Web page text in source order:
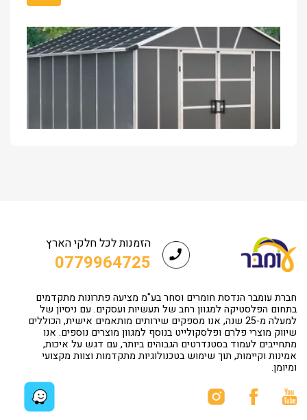
הזמנות לכל חלקי הארץ
0779964725
חברת עומבר הנדסת חומרים וסחר בע"מ מציעה פתרונות מתקדמים
בתחום הפלסטיקה למגוון רחב של תעשיות ועסקים. עם ניסיון של
למעלה מ-25 שנה, אנו מספקים שירותים מותאמים אישית, הכוללים
שיווק מוצרי פלרם ופלסקולייט בנוסף למגוון מוצרים נוספים. אנו
מתחייבים לעמוד בסטנדרטים הגבוהים ביותר, עם דגש על איכות,
אמינות וקיימות, תוך שימוש בטכנולוגיות מתקדמות וצוות מקצועי
ומיומן.